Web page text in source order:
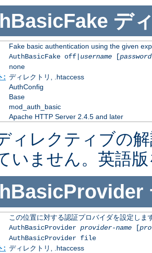
デ
Fake basic authentication using the given
AuthBasicFake off| username[password
none
: ディレクトリ, .htaccess
AuthConfig
Base
mod_auth_basic
Apache HTTP Server 2.4.5 and later
ィレクティブの
いません。英語
この位置に対する認証プロバイダを設定しま
AuthBasicProvider provider-name[
AuthBasicProvider file
: ディレクトリ, .htaccess